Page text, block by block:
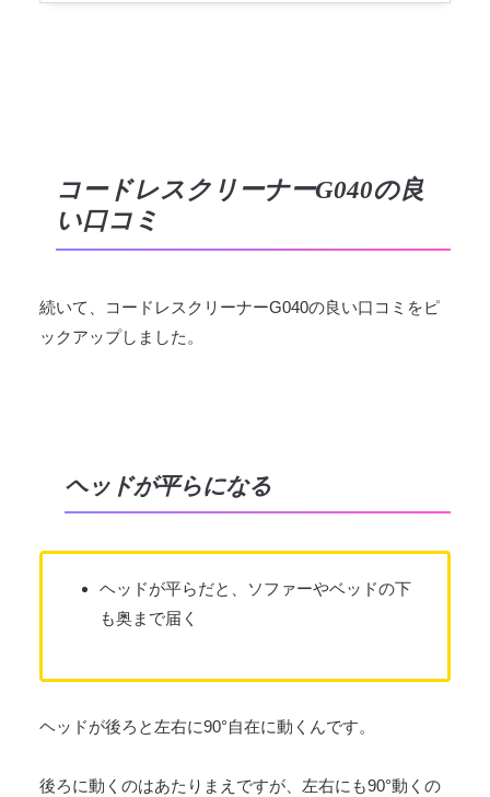
コードレスクリーナーG040の良
い口コミ
続いて、コードレスクリーナーG040の良い口コミをピ
ックアップしました。
ヘッドが平らになる
ヘッドが平らだと、ソファーやベッドの下
も奥まで届く
ヘッドが後ろと左右に90°自在に動くんです。
後ろに動くのはあたりまえですが、左右にも90°動くの